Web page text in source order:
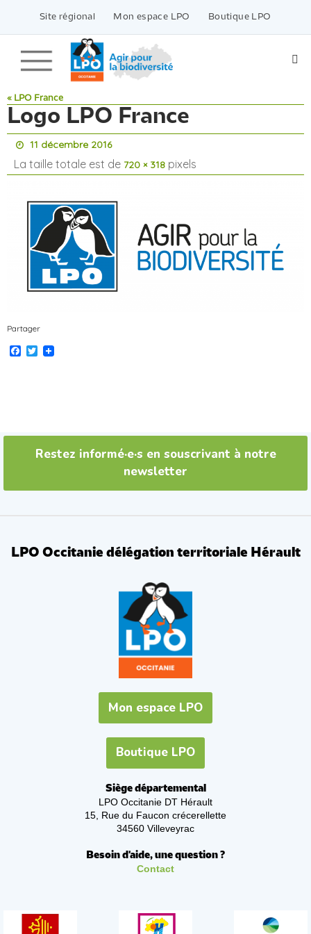
contenu
Site régional Mon espace LPO Boutique LPO
« LPO France
Logo LPO France
11 décembre 2016
La taille totale est de 720 × 318 pixels
Partager
Facebook
Twitter
Restez informé·e·s en souscrivant à notre
newsletter
LPO Occitanie délégation territoriale Hérault
Mon espace LPO
Boutique LPO
Siège départemental
LPO Occitanie DT Hérault
15, Rue du Faucon crécerellette
34560 Villeveyrac
Besoin d'aide, une question ?
Contact